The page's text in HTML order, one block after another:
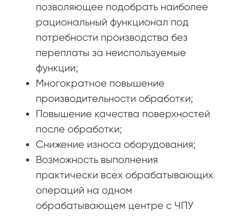
позволяющее подобрать наиболее
рациональный функционал под
потребности производства без
переплаты за неиспользуемые
функции;
Многократное повышение
производительности обработки;
Повышение качества поверхностей
после обработки;
Снижение износа оборудования;
Возможность выполнения
практически всех обрабатывающих
операций на одном
обрабатывающем центре с ЧПУ